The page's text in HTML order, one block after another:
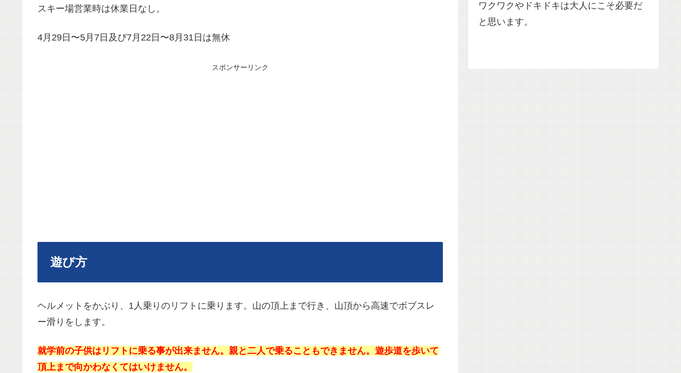
スキー場営業時は休業日なし。
4月29日〜5月7日及び7月22日〜8月31日は無休
スポンサーリンク
遊び方
ヘルメットをかぶり、1人乗りのリフトに乗ります。山の頂上まで行き、山頂から高速でボブスレ
ー滑りをします。
就学前の子供はリフトに乗る事が出来ません。親と二人で乗ることもできません。 遊歩道を歩いて
頂上まで向かわなくてはいけません。
ワクワクやドキドキは大人にこそ必要だ
と思います。